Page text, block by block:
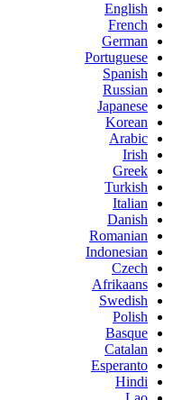
English
French
German
Portuguese
Spanish
Russian
Japanese
Korean
Arabic
Irish
Greek
Turkish
Italian
Danish
Romanian
Indonesian
Czech
Afrikaans
Swedish
Polish
Basque
Catalan
Esperanto
Hindi